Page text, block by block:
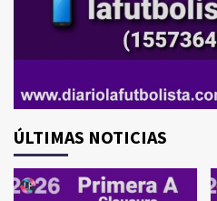
ÚLTIMAS NOTICIAS